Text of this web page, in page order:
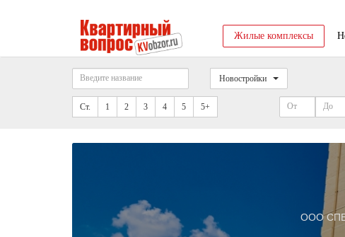
Жилые комплексы
Новостройки
Ст. 1 2 3 4 5 5+
ООО